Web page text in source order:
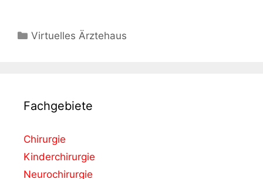
Virtuelles Ärztehaus
Fachgebiete
Chirurgie
Kinderchirurgie
Neurochirurgie